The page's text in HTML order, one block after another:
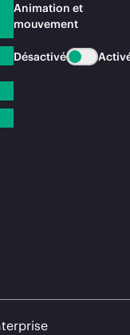
Animation et
mouvement
Désactivé